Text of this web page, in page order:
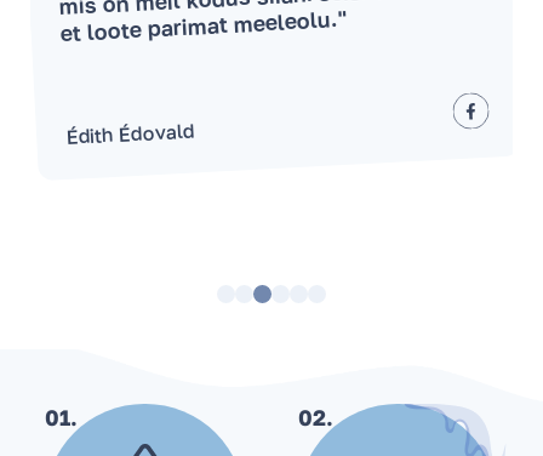
et loote parimat meeleolu."
Édith Édovald
01. 02.